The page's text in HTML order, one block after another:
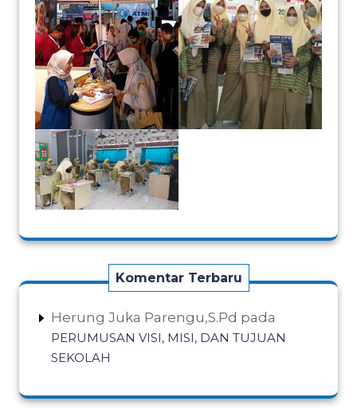
Komentar Terbaru
Herung Juka Parengu,S.Pd pada
PERUMUSAN VISI, MISI, DAN TUJUAN
SEKOLAH